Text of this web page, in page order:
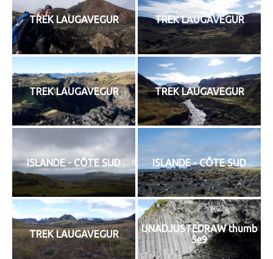
TREK LAUGAVEGUR TREK LAUGAVEGUR
TREK LAUGAVEGUR TREK LAUGAVEGUR
ISLANDE - CÔTE SUD ISLANDE - CÔTE SUD
TREK LAUGAVEGUR
UNADJUSTEDRAW thumb
5e9